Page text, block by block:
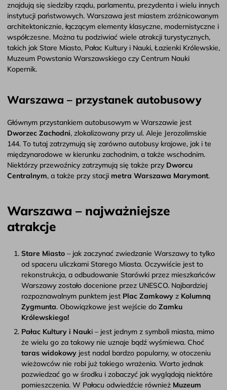
znajdują się siedziby rządu, parlamentu, prezydenta i wielu innych
instytucji państwowych. Warszawa jest miastem zróżnicowanym
architektonicznie, łączącym elementy klasyczne, modernistyczne i
współczesne. Można tu podziwiać wiele atrakcji turystycznych,
takich jak Stare Miasto, Pałac Kultury i Nauki, Łazienki Królewskie,
Muzeum Powstania Warszawskiego czy Centrum Nauki
Kopernik.
Warszawa – przystanek autobusowy
Głównym przystankiem autobusowym w Warszawie jest
Dworzec Zachodni, zlokalizowany przy ul. Aleje Jerozolimskie
144. To tutaj zatrzymują się zarówno autobusy krajowe, jak i te
międzynarodowe w kierunku zachodnim, a także wschodnim.
Niektórzy przewoźnicy zatrzymują się także przy Dworcu
Centralnym, a także przy stacji metra Warszawa Marymont.
Warszawa – najważniejsze
atrakcje
Stare Miasto – jak zaczynać zwiedzanie Warszawy to tylko
od spaceru uliczkami Starego Miasta. Oczywiście jest to
rekonstrukcja, a odbudowanie Starówki przez mieszkańców
Warszawy zostało docenione przez UNESCO. Najbardziej
rozpoznawalnym punktem jest Plac Zamkowy z Kolumną
Zygmunta. Obowiązkowe jest wejście do Zamku
Królewskiego!
Pałac Kultury i Nauki – jest jednym z symboli miasta, mimo
że wielu go za takowy nie uznaje bądź wyśmiewa. Choć
taras widokowy jest nadal bardzo popularny, w otoczeniu
wieżowców nie robi już takiego wrażenia. Warto jednak
pozwiedzać go w środku i zobaczyć jak wyglądają niektóre
pomieszczenia. W Pałacu odwiedźcie również Muzeum